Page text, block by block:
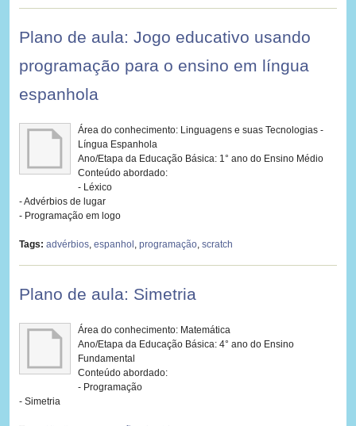
Plano de aula: Jogo educativo usando
programação para o ensino em língua
espanhola
Área do conhecimento: Linguagens e suas Tecnologias -
Língua Espanhola
Ano/Etapa da Educação Básica: 1° ano do Ensino Médio
Conteúdo abordado:
- Léxico
- Advérbios de lugar
- Programação em logo
Tags: advérbios, espanhol , programação, scratch
Plano de aula: Simetria
Área do conhecimento: Matemática
Ano/Etapa da Educação Básica: 4° ano do Ensino
Fundamental
Conteúdo abordado:
- Programação
- Simetria